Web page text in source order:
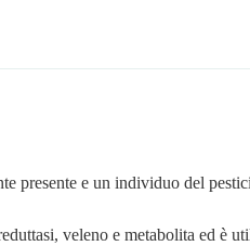
presente e un individuo del
veleno e metabolita ed è